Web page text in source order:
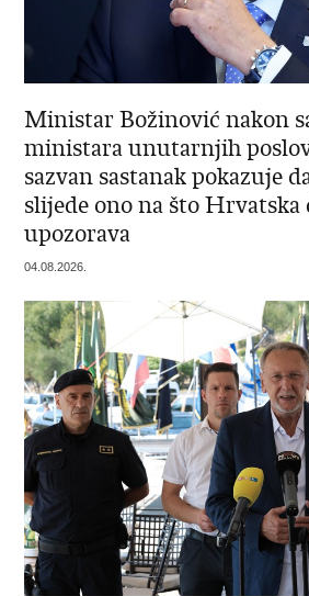
Ministar Božinović nakon
ministara unutarnjih
sazvan sastanak pokazuje
slijede ono na što Hrvatska
upozorava
04.08.2026.